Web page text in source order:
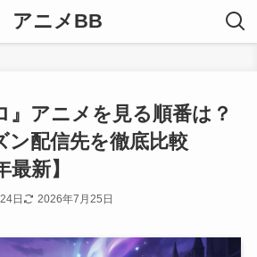
アニメBB
』アニメを見る順番は？
ン配信先を徹底比較
最新】
日 2026年7月25日